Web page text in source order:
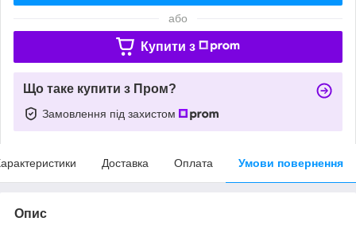
або
Купити з
Що таке купити з Пром?
Замовлення під захистом
Доставка Оплата Умови повернення
Опис